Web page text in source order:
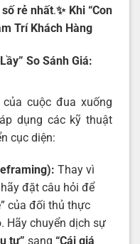
rẻ nhất.✨ Khi “Con
Trí Khách Hàng
So Sánh Giá:
cuộc đua xuống
dụng các kỹ thuật
cục diện:
Thay vì
đặt câu hỏi để
của đối thủ thực
Hãy chuyển dịch sự
tư” sang “Cái giá